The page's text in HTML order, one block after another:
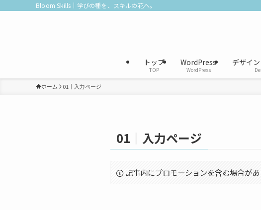
Bloom Skills｜学びの種を、スキルの花へ。
トップ
TOP
WordPress
WordPress
デザイ
ホーム 01｜入力ページ
01｜入力ページ
記事内にプロモーションを含む場合があ